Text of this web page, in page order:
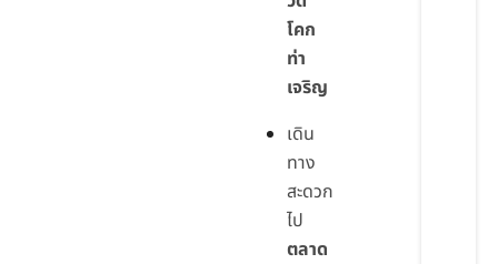
โคก
ท่า
เจริญ
เดิน
ทาง
สะดวก
ไป
ตลาด